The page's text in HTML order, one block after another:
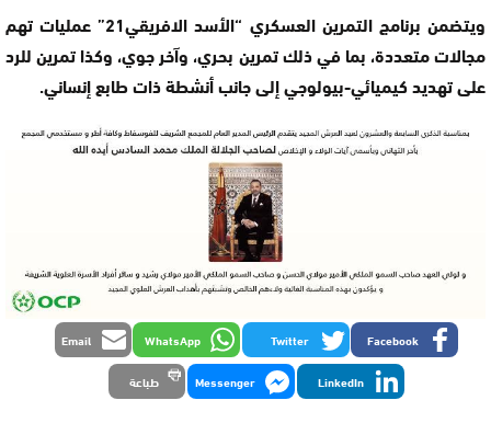
ويتضمن برنامج التمرين العسكري “الأسد الافريقي21” عمليات تهم
مجالات متعددة، بما في ذلك تمرين بحري، وآخر جوي، وكذا تمرين للرد
على تهديد كيميائي-بيولوجي إلى جانب أنشطة ذات طابع إنساني.
Facebook
Twitter
WhatsApp
Email
LinkedIn
Messenger طباعة